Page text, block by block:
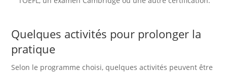
Quelques activités pour prolonger la
pratique
Selon le programme choisi, quelques activités peuvent être